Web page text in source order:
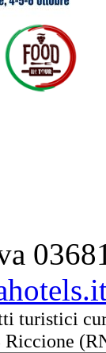
turistici
Riccione